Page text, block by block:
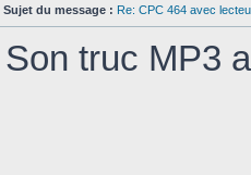
Sujet du message : Re: CPC 464 avec
Son truc MP3